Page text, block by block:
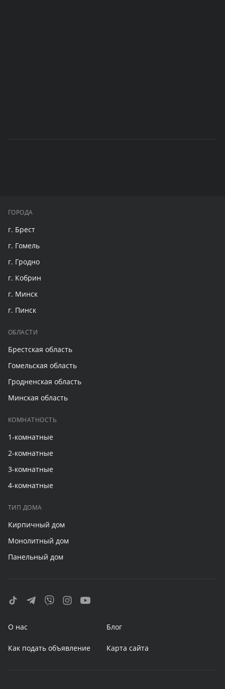
ГОРОДА
г. Брест
г. Гомель
г. Гродно
г. Кобрин
г. Минск
г. Пинск
ОБЛАСТИ
Брестская область
Гомельская область
Гродненская область
Минская область
КОМНАТНОСТЬ
1-комнатные
2-комнатные
3-комнатные
4-комнатные
ТИП ДОМА
Кирпичный дом
Монолитный дом
Панельный дом
О нас Блог
Как подать объявление Карта сайта